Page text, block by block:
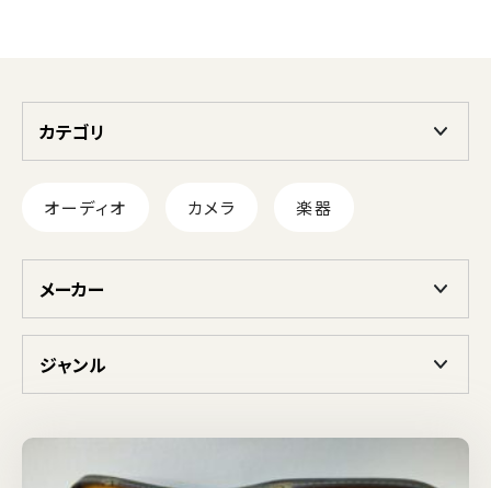
カテゴリ
オーディオ カメラ 楽器
メーカー
ジャンル